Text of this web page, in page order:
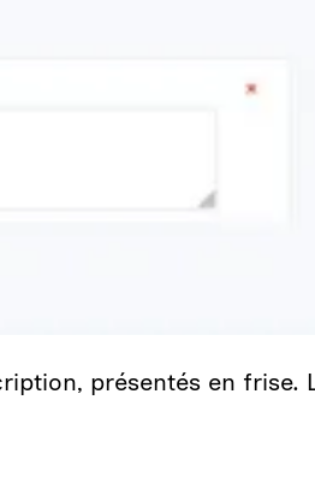
présentés en